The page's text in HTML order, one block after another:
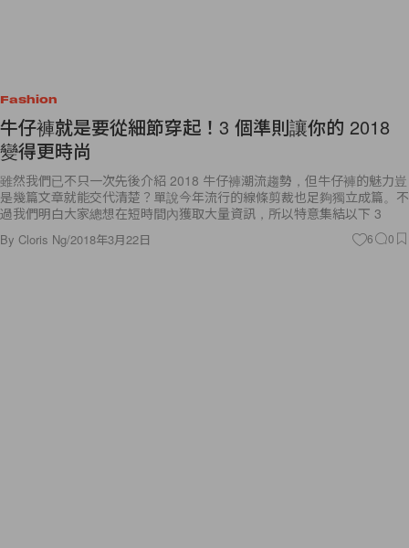
Fashion
牛仔褲就是要從細節穿起！3 個準則讓你的 2018
變得更時尚
雖然我們已不只一次先後介紹 2018 牛仔褲潮流趨勢，但牛仔褲的魅力豈
是幾篇文章就能交代清楚？單說今年流行的線條剪裁也足夠獨立成篇。不
過我們明白大家總想在短時間內獲取大量資訊，所以特意集結以下 3
By Cloris Ng/2018年3月22日 6 0